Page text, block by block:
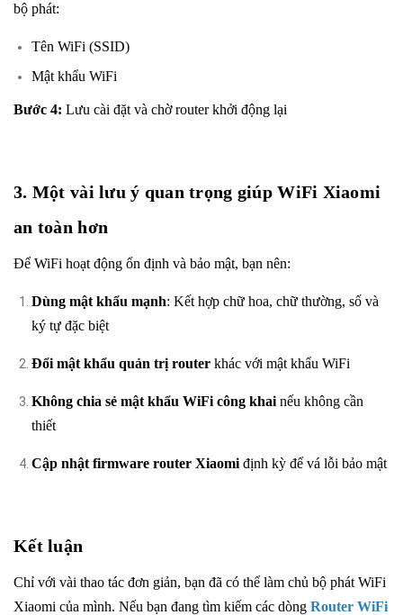
bộ phát:
Tên WiFi (SSID)
Mật khẩu WiFi
Bước 4: Lưu cài đặt và chờ router khởi động lại
3. Một vài lưu ý quan trọng giúp WiFi Xiaomi
an toàn hơn
Để WiFi hoạt động ổn định và bảo mật, bạn nên:
Dùng mật khẩu mạnh: Kết hợp chữ hoa, chữ thường, số và
ký tự đặc biệt
Đổi mật khẩu quản trị router khác với mật khẩu WiFi
Không chia sẻ mật khẩu WiFi công khai nếu không cần
thiết
Cập nhật firmware router Xiaomi định kỳ để vá lỗi bảo mật
Kết luận
Chỉ với vài thao tác đơn giản, bạn đã có thể làm chủ bộ phát WiFi
Xiaomi của mình. Nếu bạn đang tìm kiếm các dòng Router WiFi